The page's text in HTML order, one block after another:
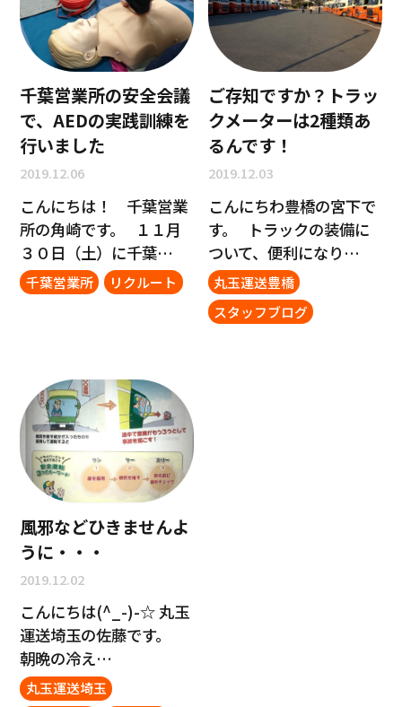
千葉営業所の安全会議
で、AEDの実践訓練を
行いました
2019.12.06
こんにちは！ 千葉営業
所の角崎です。 １１月
３０日（土）に千葉…
千葉営業所 リクルート
ご存知ですか？トラッ
クメーターは2種類あ
るんです！
2019.12.03
こんにちわ豊橋の宮下で
す。 トラックの装備に
ついて、便利になり…
丸玉運送豊橋
スタッフブログ
風邪などひきませんよ
うに・・・
2019.12.02
こんにちは(^_-)-☆ 丸玉
運送埼玉の佐藤です。
朝晩の冷え…
丸玉運送埼玉